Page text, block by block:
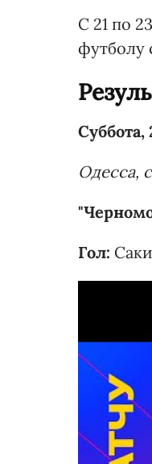
С 21 по
футболу
Суббота,
Одесса,
Гол: